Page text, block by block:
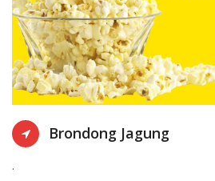
KOTA SEMARANG 28-12-2021 13:
Brondong Jagung
.